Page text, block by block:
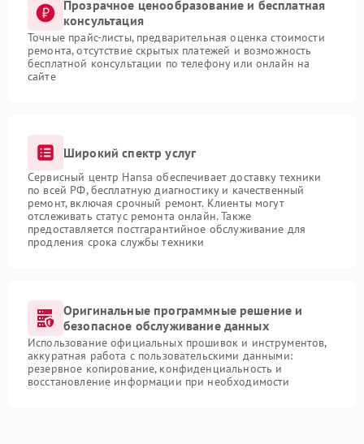
Прозрачное ценообразование и бесплатная
консультация
Точные прайс-листы, предварительная оценка стоимости
ремонта, отсутствие скрытых платежей и возможность
бесплатной консультации по телефону или онлайн на
сайте
Широкий спектр услуг
Сервисный центр Hansa обеспечивает доставку техники
по всей РФ, бесплатную диагностику и качественный
ремонт, включая срочный ремонт. Клиенты могут
отслеживать статус ремонта онлайн. Также
предоставляется постгарантийное обслуживание для
продления срока службы техники
Оригинальные программные решение и
безопасное обслуживание данных
Использование официальных прошивок и инструментов,
аккуратная работа с пользовательскими данными:
резервное копирование, конфиденциальность и
восстановление информации при необходимости